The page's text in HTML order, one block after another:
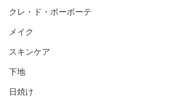
クレ・ド・ポーボーテ
メイク
スキンケア
下地
日焼け